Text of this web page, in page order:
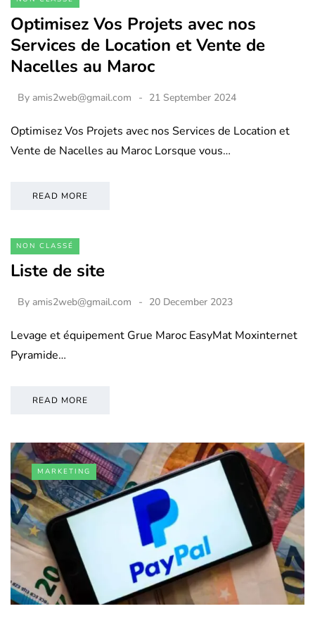
Optimisez Vos Projets avec nos
Services de Location et Vente de
Nacelles au Maroc
By amis2web@gmail.com 21 September 2024
Optimisez Vos Projets avec nos Services de Location et
Vente de Nacelles au Maroc Lorsque vous…
READ MORE
NON CLASSÉ
Liste de site
By amis2web@gmail.com 20 December 2023
Levage et équipement Grue Maroc EasyMat Moxinternet
Pyramide…
READ MORE
MARKETING